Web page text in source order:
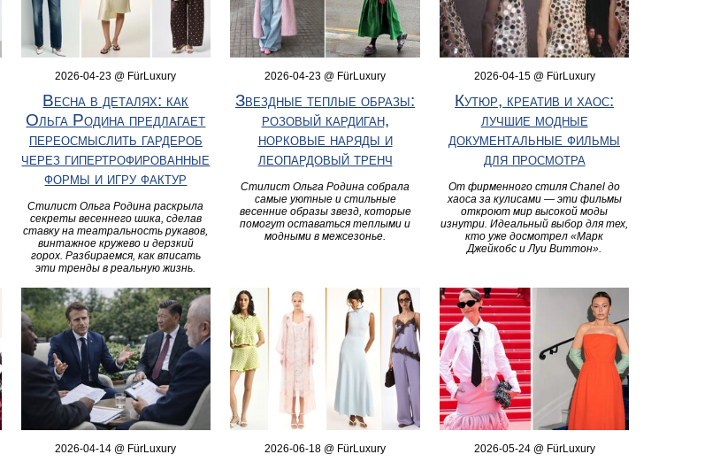
2026-04-23 @ FürLuxury
Весна в деталях: как
Ольга Родина предлагает
переосмыслить гардероб
через гипертрофированные
формы и игру фактур
Стилист Ольга Родина раскрыла
секреты весеннего шика, сделав
ставку на театральность рукавов,
винтажное кружево и дерзкий
горох. Разбираемся, как вписать
эти тренды в реальную жизнь.
2026-04-23 @ FürLuxury
Звездные теплые образы:
розовый кардиган,
норковые наряды и
леопардовый тренч
Стилист Ольга Родина собрала
самые уютные и стильные
весенние образы звезд, которые
помогут оставаться теплыми и
модными в межсезонье.
2026-04-15 @ FürLuxury
Кутюр, креатив и хаос:
лучшие модные
документальные фильмы
для просмотра
От фирменного стиля Chanel до
хаоса за кулисами — эти фильмы
откроют мир высокой моды
изнутри. Идеальный выбор для тех,
кто уже досмотрел «Марк
Джейкобс и Луи Виттон».
2026-04-14 @ FürLuxury 2026-06-18 @ FürLuxury 2026-05-24 @ FürLuxury